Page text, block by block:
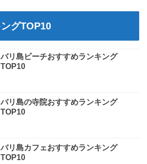
グTOP10
バリ島ビーチおすすめランキング
TOP10
バリ島の寺院おすすめランキング
TOP10
バリ島カフェおすすめランキング
TOP10